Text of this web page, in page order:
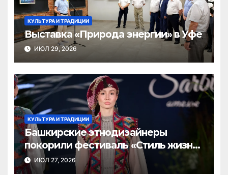
КУЛЬТУРА И ТРАДИЦИИ
Выставка «Природа энергии» в Уфе
ИЮЛ 29, 2026
КУЛЬТУРА И ТРАДИЦИИ
Башкирские этнодизайнеры
покорили фестиваль «Стиль жизни
— Культурный код» в Казани
ИЮЛ 27, 2026